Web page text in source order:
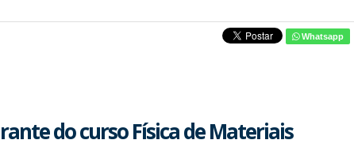
Whatsapp
do curso Física de Materiais